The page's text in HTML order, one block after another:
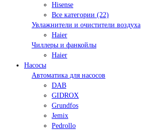
Hisense
Все категории (22)
Увлажнители и очистители воздуха
Haier
Чиллеры и фанкойлы
Haier
Насосы
Автоматика для насосов
DAB
GIDROX
Grundfos
Jemix
Pedrollo